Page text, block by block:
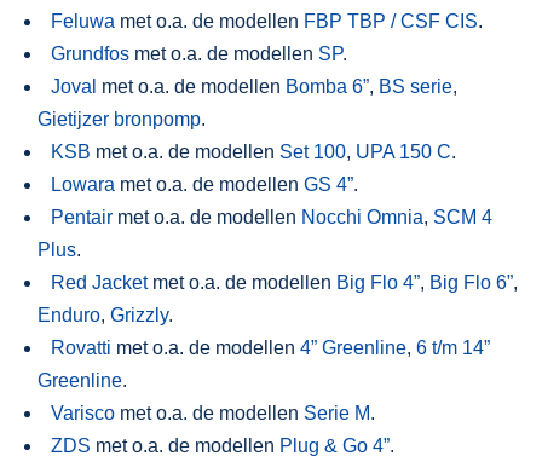
Feluwa met o.a. de modellen FBP TBP / CSF CIS.
Grundfosmet o.a. de modellen SP.
Joval met o.a. de modellen Bomba 6”, BS serie,
Gietijzer bronpomp.
KSB met o.a. de modellen Set 100, UPA 150 C.
Lowara met o.a. de modellen GS 4”.
Pentairmet o.a. de modellen Nocchi Omnia, SCM 4
Plus.
Red Jacketmet o.a. de modellen Big Flo 4”, Big Flo 6”,
Enduro, Grizzly.
Rovatti met o.a. de modellen 4” Greenline, 6 t/m 14”
Greenline.
Variscomet o.a. de modellen Serie M.
ZDS met o.a. de modellen Plug & Go 4”.